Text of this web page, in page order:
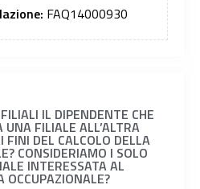
FAQ14000930
IL DIPENDENTE CHE
FILIALE ALL’ALTRA
FINI DEL CALCOLO DELLA
CONSIDERIAMO I SOLO
INTERESSATA AL
OCCUPAZIONALE?